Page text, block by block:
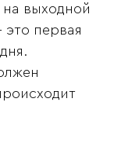
выходной
первая